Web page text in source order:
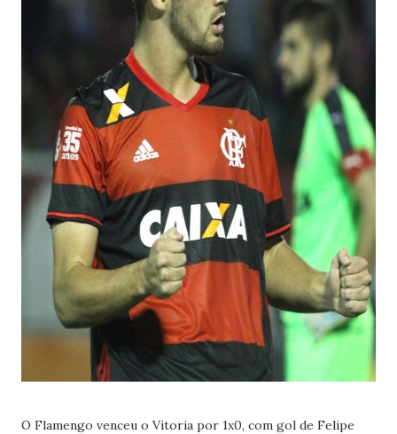
O Flamengo venceu o Vitoria por 1x0, com gol de Felipe